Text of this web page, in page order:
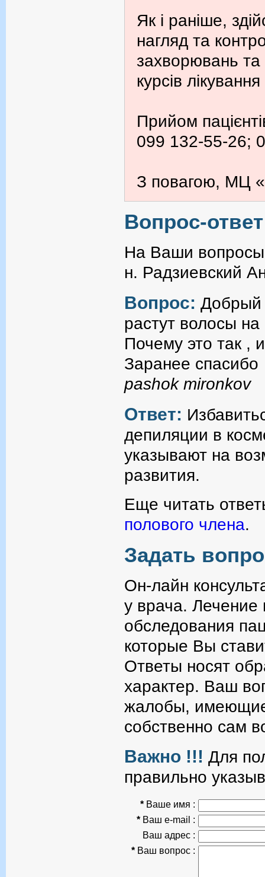
Як і раніше,
нагляд та
захворювань
курсів лікування
Прийом
099 132-55-26;
З повагою, МЦ
Вопрос-
На Ваши вопросы
н. Радзиевский
Вопрос: Добрый
растут волосы
Почему это так ,
Заранее спасибо
pashok mironkov
Ответ:
депиляции в
указывают на
развития.
Еще читать
полового члена.
Задать
Он-лайн
у врача. Лечение
обследования
которые Вы
Ответы носят
характер. Ваш
жалобы,
собственно сам
Важно !!! Для
правильно
* Ваше имя :
* Ваш e-mail :
Ваш адрес :
* Ваш вопрос :